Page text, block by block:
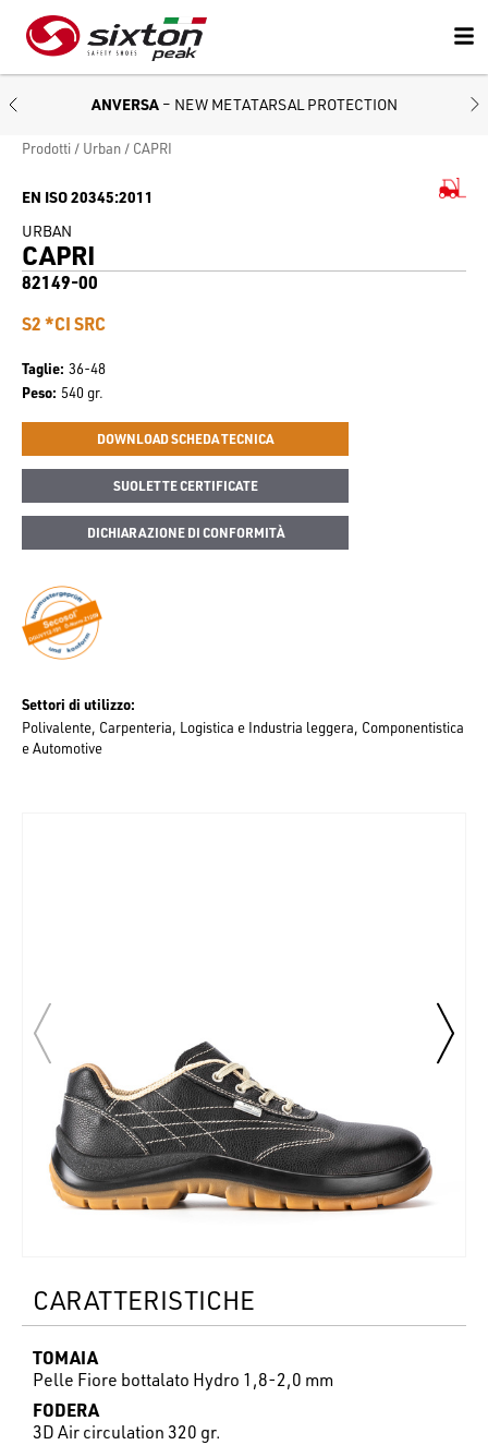
ANVERSA – NEW METATARSAL PROTECTION
Prodotti Urban CAPRI
EN ISO 20345:2011
URBAN
CAPRI
82149-00
S2 *CI SRC
Taglie 36-48
Peso 540 gr.
DOWNLOAD SCHEDA TECNICA
SUOLETTE CERTIFICATE
DICHIARAZIONE DI CONFORMITÀ
Settori di utilizzo
Polivalente Carpenteria Logistica e Industria leggera Componentistica
e Automotive
CARATTERISTICHE
TOMAIA
Pelle Fiore bottalato Hydro 1,8-2,0 mm
FODERA
3D Air circulation 320 gr.